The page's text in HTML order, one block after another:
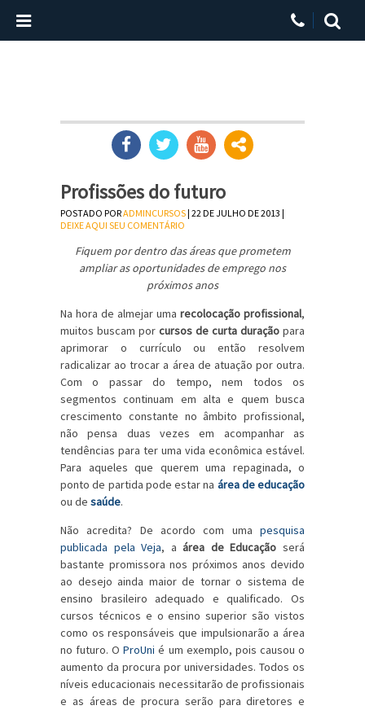
Profissões do futuro
POSTADO PORADMINCURSOS| 22 DE JULHO DE 2013 |
DEIXE AQUI SEU COMENTÁRIO
Fiquem por dentro das áreas que prometem
ampliar as oportunidades de emprego nos
próximos anos
Na hora de almejar uma recolocação profissional,
muitos buscam por cursos de curta duração para
aprimorar o currículo ou então resolvem
radicalizar ao trocar a área de atuação por outra.
Com o passar do tempo, nem todos os
segmentos continuam em alta e quem busca
crescimento constante no âmbito profissional,
não pensa duas vezes em acompanhar as
tendências para ter uma vida econômica estável.
Para aqueles que querem uma repaginada, o
ponto de partida pode estar na área de educação
ou de saúde.
Não acredita? De acordo com uma pesquisa
publicada pela Veja, aárea de Educação será
bastante promissora nos próximos anos devido
ao desejo ainda maior de tornar o sistema de
ensino brasileiro adequado e qualificado. Os
cursos técnicos e o ensino superior são vistos
como os responsáveis que impulsionarão a área
no futuro. OProUni é um exemplo, pois causou o
aumento da procura por universidades. Todos os
níveis educacionais necessitarão de profissionais
e as áreas de procura serão para diretores e